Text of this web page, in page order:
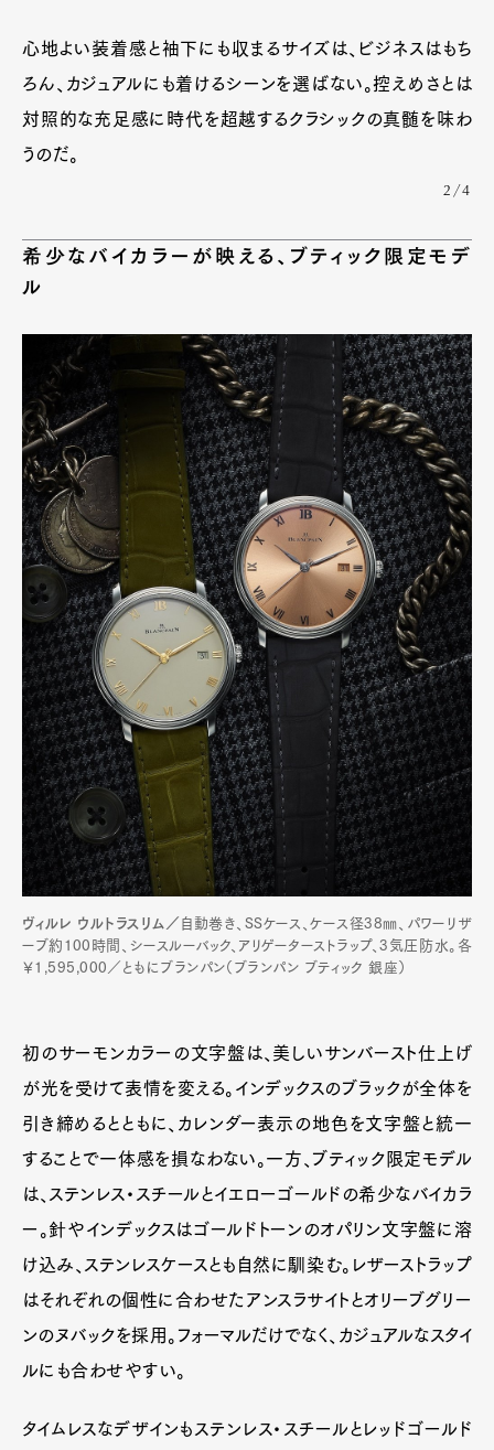
心地よい装着感と袖下にも収まるサイズは、ビジネスはもち
ろん、カジュアルにも着けるシーンを選ばない。控えめさとは
対照的な充足感に時代を超越するクラシックの真髄を味わ
うのだ。
2/4
希少なバイカラーが映える、ブティック限定モデ
ル
ヴィルレ ウルトラスリム／ 自動巻き、SSケース、ケース径38㎜、パワーリザ
ーブ約100時間、シースルーバック、アリゲーターストラップ、3気圧防水。各
￥1,595,000／ともにブランパン（ブランパン ブティック 銀座）
初のサーモンカラーの文字盤は、美しいサンバースト仕上げ
が光を受けて表情を変える。インデックスのブラックが全体を
引き締めるとともに、カレンダー表示の地色を文字盤と統一
することで一体感を損なわない。一方、ブティック限定モデル
は、ステンレス・スチールとイエローゴールドの希少なバイカラ
ー。針やインデックスはゴールドトーンのオパリン文字盤に溶
け込み、ステンレスケースとも自然に馴染む。レザーストラップ
はそれぞれの個性に合わせたアンスラサイトとオリーブグリー
ンのヌバックを採用。フォーマルだけでなく、カジュアルなスタイ
ルにも合わせやすい。
タイムレスなデザインもステンレス・スチールとレッドゴールド